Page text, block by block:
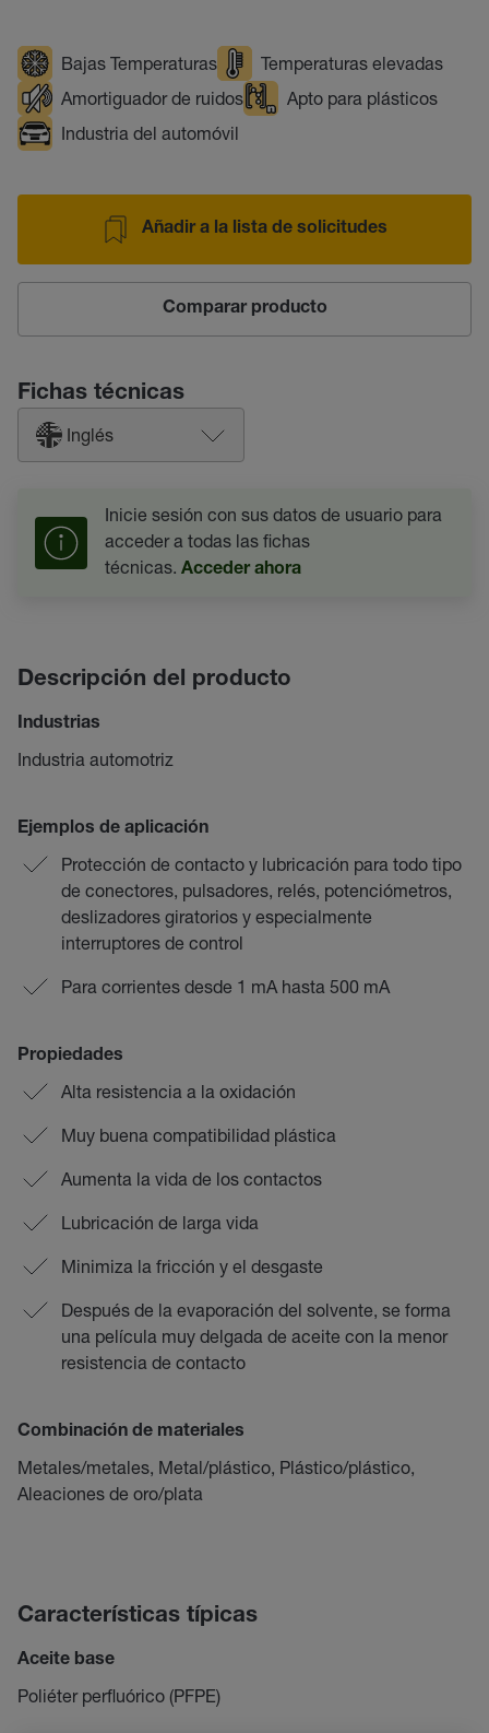
Bajas Temperaturas
Temperaturas elevadas
Amortiguador de ruidos
Apto para plásticos
Industria del automóvil
Añadir a la lista de solicitudes
Comparar producto
Fichas técnicas
Inglés
Inicie sesión con sus datos de usuario para
acceder a todas las fichas
técnicas. Acceder ahora
Descripción del producto
Industrias
Industria automotriz
Ejemplos de aplicación
Protección de contacto y lubricación para todo tipo
de conectores, pulsadores, relés, potenciómetros,
deslizadores giratorios y especialmente
interruptores de control
Para corrientes desde 1 mA hasta 500 mA
Propiedades
Alta resistencia a la oxidación
Muy buena compatibilidad plástica
Aumenta la vida de los contactos
Lubricación de larga vida
Minimiza la fricción y el desgaste
Después de la evaporación del solvente, se forma
una película muy delgada de aceite con la menor
resistencia de contacto
Combinación de materiales
Metales/metales, Metal/plástico, Plástico/plástico,
Aleaciones de oro/plata
Características típicas
Aceite base
Poliéter perfluórico (PFPE)